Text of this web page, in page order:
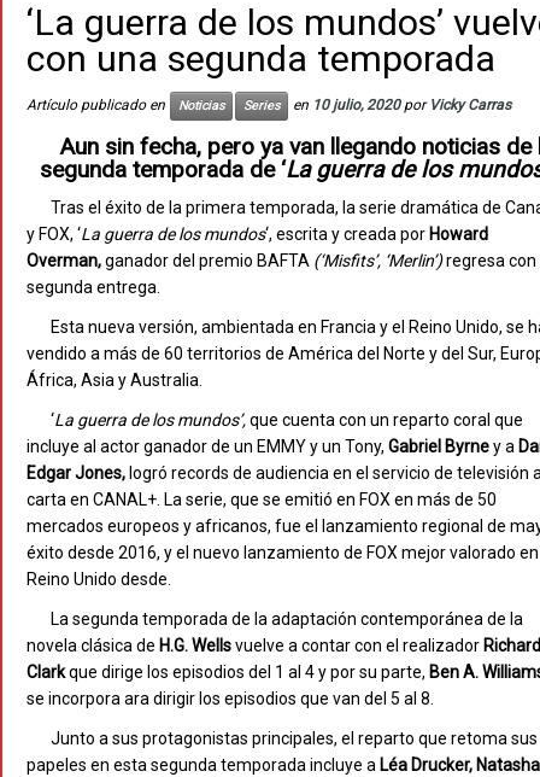
‘La guerra de los mundos’
con una segunda temporada
Artículo publicado en Noticias Series en 10 julio, 2020 por Vicky Carras
Aun sin fecha, pero ya van llegando noticias de
segunda temporada de ‘La guerra de los
Tras el éxito de la primera temporada, la serie dramática de
y FOX, ‘La guerra de los mundos‘, escrita y creada por Howard
Overman,ganador del premio BAFTA (‘Misfits’, ‘Merlin’)regresa con
segunda entrega.
Esta nueva versión, ambientada en Francia y el Reino Unido, se
vendido a más de 60 territorios de América del Norte y del Sur,
África, Asia y Australia.
‘La guerra de los mundos’,que cuenta con un reparto coral que
incluye al actor ganador de un EMMY y un Tony, Gabriel Byrney a
Edgar Jones, logró records de audiencia en el servicio de televisión
carta en CANAL+. La serie, que se emitió en FOX en más de 50
mercados europeos y africanos, fue el lanzamiento regional de
éxito desde 2016, y el nuevo lanzamiento de FOX mejor valorado
Reino Unido desde.
La segunda temporada de la adaptación contemporánea de la
novela clásica de H.G. Wellsvuelve a contar con el realizador Richard
Clarkque dirige los episodios del 1 al 4 y por su parte, Ben A.
se incorpora ara dirigir los episodios que van del 5 al 8.
Junto a sus protagonistas principales, el reparto que retoma sus
papeles en esta segunda temporada incluye a Léa Drucker, Natasha